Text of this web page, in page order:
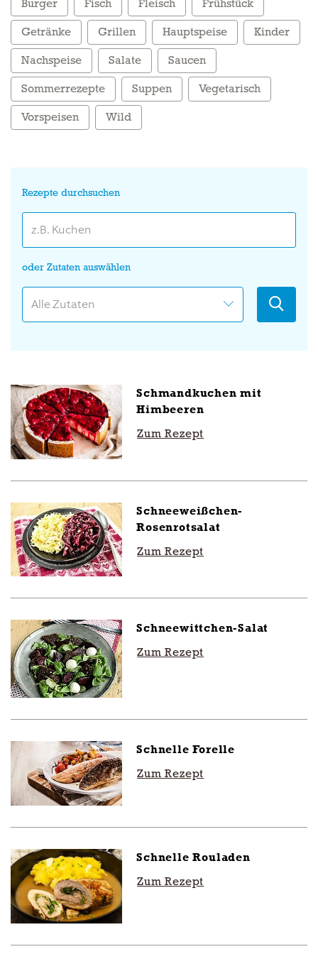
Burger Fisch Fleisch Frühstück
Getränke Grillen Hauptspeise Kinder
Nachspeise Salate Saucen
Sommerrezepte Suppen Vegetarisch
Vorspeisen Wild
Rezepte durchsuchen
oder Zutaten auswählen
Alle Zutaten
Schmandkuchen mit
Himbeeren
Zum Rezept
Schneeweißchen-
Rosenrotsalat
Zum Rezept
Schneewittchen-Salat
Zum Rezept
Schnelle Forelle
Zum Rezept
Schnelle Rouladen
Zum Rezept